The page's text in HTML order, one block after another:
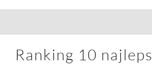
Ranking 10